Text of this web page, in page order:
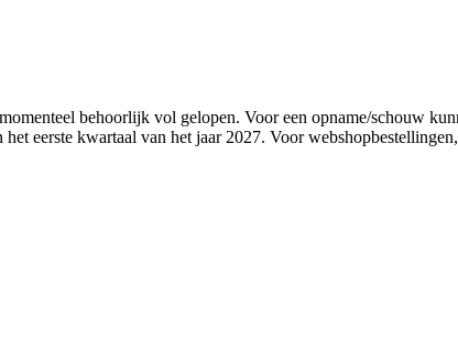
behoorlijk vol gelopen. Voor een opname/schouw
eerste kwartaal van het jaar 2027. Voor